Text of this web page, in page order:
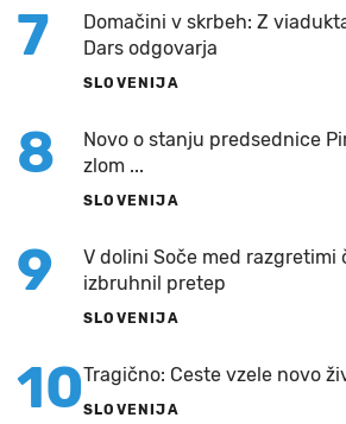
7
Domačini v skrbeh: Z
Dars odgovarja
SLOVENIJA
8
Novo o stanju predsednice
zlom ...
SLOVENIJA
9
V dolini Soče med razgretimi
izbruhnil pretep
SLOVENIJA
10Tragično: Ceste vzele novo
SLOVENIJA